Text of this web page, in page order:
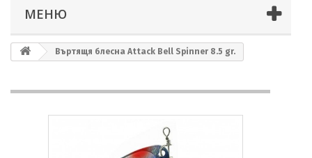
МЕНЮ
Въртящя блесна Attack Bell Spinner 8.5 gr.